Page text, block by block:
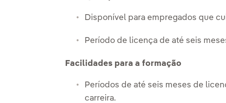
Disponível para empregados que
Período de licença de até seis
Facilidades para a formação
Períodos de até seis meses de
carreira.